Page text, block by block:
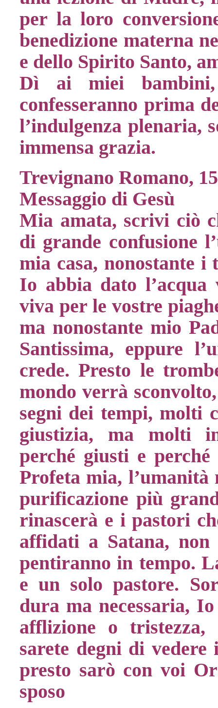
per la loro
benedizione materna
e dello Spirito Santo,
Dì ai miei
confesseranno prima
l’indulgenza plenaria,
immensa grazia.
Trevignano Romano,
Messaggio di Gesù
Mia amata, scrivi ciò
di grande confusione
mia casa, nonostante
Io abbia dato
viva per le vostre
ma nonostante mio
Santissima, eppure
crede. Presto le
mondo verrà
segni dei tempi, molti
giustizia, ma molti
perché giusti e
Profeta mia,
purificazione più
rinascerà e i pastori
affidati a Satana,
pentiranno in tempo.
e un solo pastore.
dura ma necessaria,
afflizione o
sarete degni di
presto sarò con voi
sposo